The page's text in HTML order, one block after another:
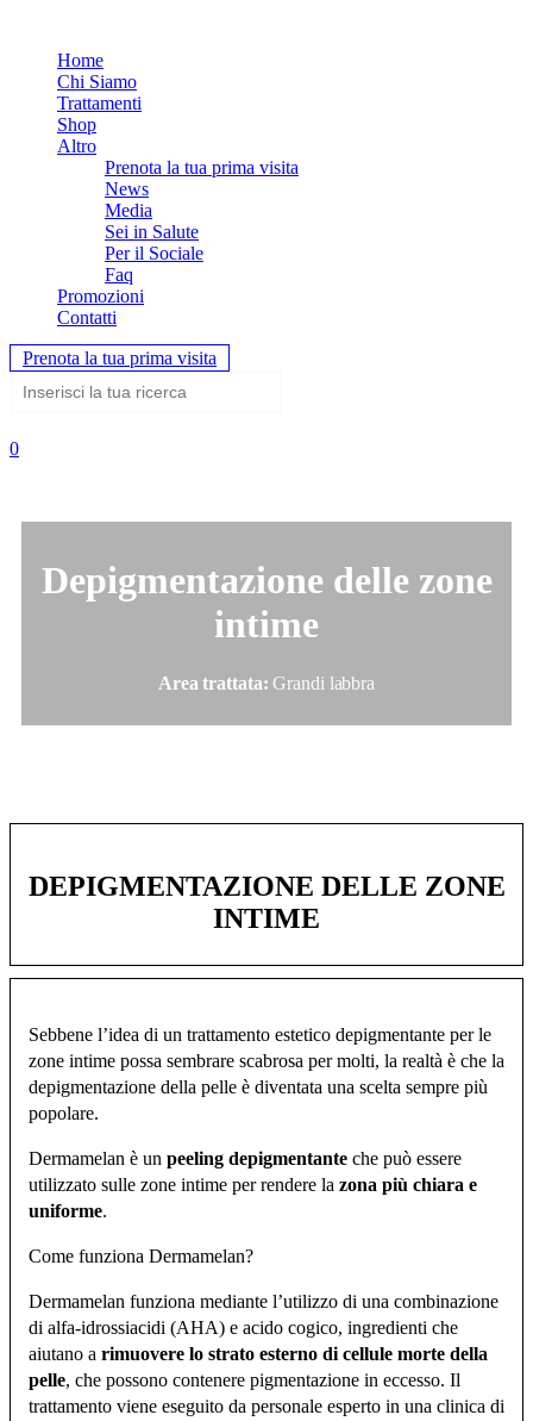
Home
Chi Siamo
Trattamenti
Shop
Altro
Prenota la tua prima visita
News
Media
Sei in Salute
Per il Sociale
Faq
Promozioni
Contatti
Prenota la tua prima visita
0
Depigmentazione delle zone
intime
Area trattata:Grandi labbra
DEPIGMENTAZIONE DELLE ZONE
INTIME
Sebbene l’idea di un trattamento estetico depigmentante per le
zone intime possa sembrare scabrosa per molti, la realtà è che la
depigmentazione della pelle è diventata una scelta sempre più
popolare.
Dermamelan è un peeling depigmentante che può essere
utilizzato sulle zone intime per rendere la zona più chiara e
uniforme.
Come funziona Dermamelan?
Dermamelan funziona mediante l’utilizzo di una combinazione
di alfa-idrossiacidi (AHA) e acido cogico, ingredienti che
aiutano a rimuovere lo strato esterno di cellule morte della
pelle, che possono contenere pigmentazione in eccesso. Il
trattamento viene eseguito da personale esperto in una clinica di